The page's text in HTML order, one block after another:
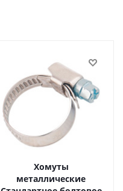
Хомуты
металлические